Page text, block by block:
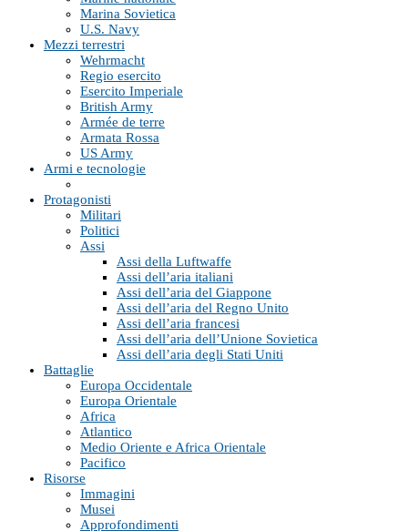
Marina Sovietica
U.S. Navy
Mezzi terrestri
Wehrmacht
Regio esercito
Esercito Imperiale
British Army
Armée de terre
Armata Rossa
US Army
Armi e tecnologie
Protagonisti
Militari
Politici
Assi
Assi della Luftwaffe
Assi dell’aria italiani
Assi dell’aria del Giappone
Assi dell’aria del Regno Unito
Assi dell’aria francesi
Assi dell’aria dell’Unione Sovietica
Assi dell’aria degli Stati Uniti
Battaglie
Europa Occidentale
Europa Orientale
Africa
Atlantico
Medio Oriente e Africa Orientale
Pacifico
Risorse
Immagini
Musei
Approfondimenti